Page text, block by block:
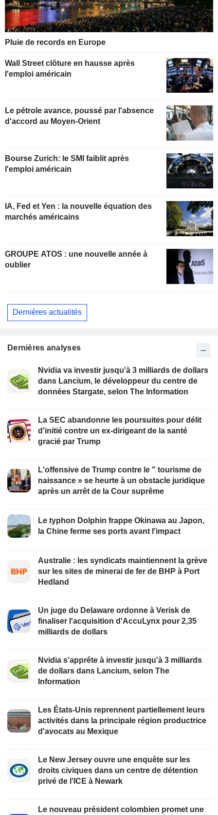
Pluie de records en Europe
Wall Street clôture en hausse après
l'emploi américain
Le pétrole avance, poussé par l'absence
d'accord au Moyen-Orient
Bourse Zurich: le SMI faiblit après
l'emploi américain
IA, Fed et Yen : la nouvelle équation des
marchés américains
GROUPE ATOS : une nouvelle année à
oublier
Dernières actualités
Dernières analyses
Nvidia va investir jusqu'à 3 milliards de dollars
dans Lancium, le développeur du centre de
données Stargate, selon The Information
La SEC abandonne les poursuites pour délit
d'initié contre un ex-dirigeant de la santé
gracié par Trump
L'offensive de Trump contre le " tourisme de
naissance » se heurte à un obstacle juridique
après un arrêt de la Cour suprême
Le typhon Dolphin frappe Okinawa au Japon,
la Chine ferme ses ports avant l'impact
Australie : les syndicats maintiennent la grève
sur les sites de minerai de fer de BHP à Port
Hedland
Un juge du Delaware ordonne à Verisk de
finaliser l'acquisition d'AccuLynx pour 2,35
milliards de dollars
Nvidia s'apprête à investir jusqu'à 3 milliards
de dollars dans Lancium, selon The
Information
Les États-Unis reprennent partiellement leurs
activités dans la principale région productrice
d'avocats au Mexique
Le New Jersey ouvre une enquête sur les
droits civiques dans un centre de détention
privé de l'ICE à Newark
Le nouveau président colombien promet une